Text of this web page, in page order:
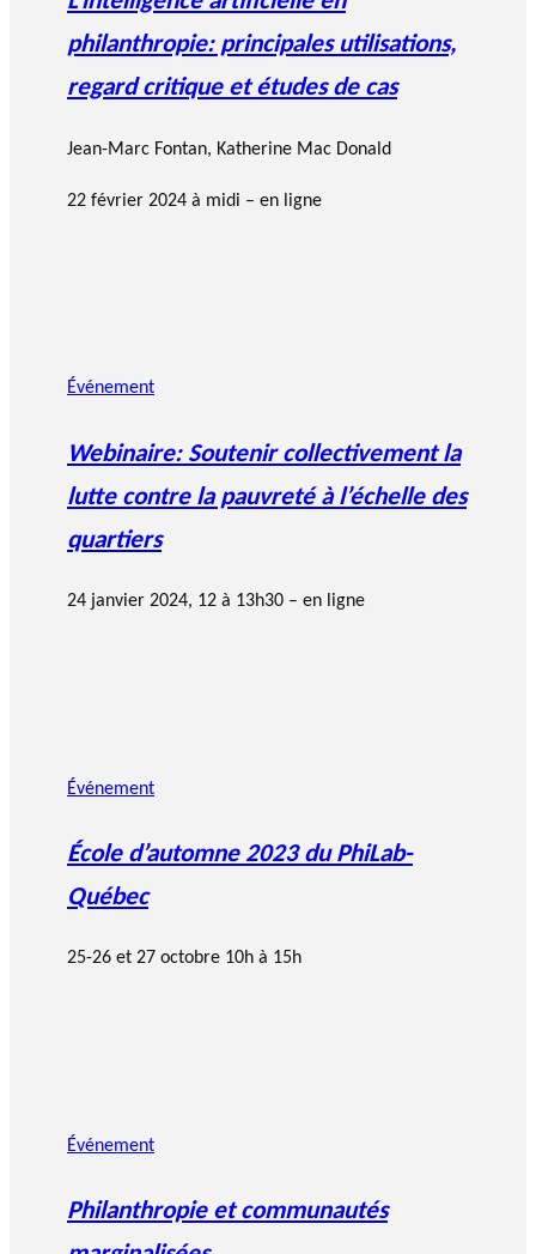
philanthropie: principales utilisations,
regard critique et études de cas
Jean-Marc Fontan, Katherine Mac Donald
22 février 2024 à midi – en ligne
Événement
Webinaire: Soutenir collectivement la
lutte contre la pauvreté à l’échelle des
quartiers
24 janvier 2024, 12 à 13h30 – en ligne
Événement
École d’automne 2023 du PhiLab-
Québec
25-26 et 27 octobre 10h à 15h
Événement
Philanthropie et communautés